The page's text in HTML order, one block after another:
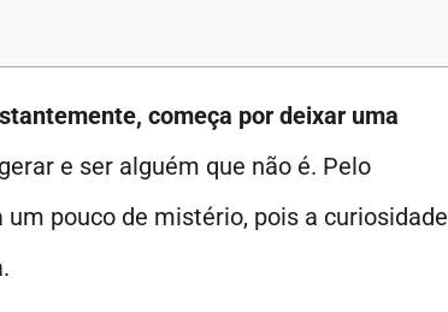
começa por deixar uma
e ser alguém que não é. Pelo
pouco de mistério, pois a curiosidade